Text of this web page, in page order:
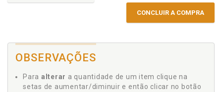
CONCLUIR A COMPRA
OBSERVAÇÕES
Para alterar a quantidade de um item clique na
setas de aumentar/diminuir e então clicar no botão